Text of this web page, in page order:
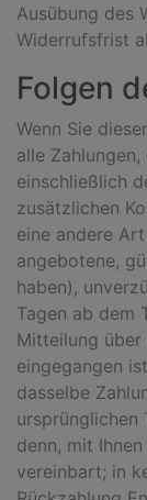
Ausübung des
Widerrufsfrist
Folgen
Wenn Sie
alle
einschließlich
zusätzlichen
eine andere
angebotene,
haben),
Tagen ab dem
Mitteilung über
eingegangen
dasselbe
ursprünglichen
denn, mit
vereinbart; in